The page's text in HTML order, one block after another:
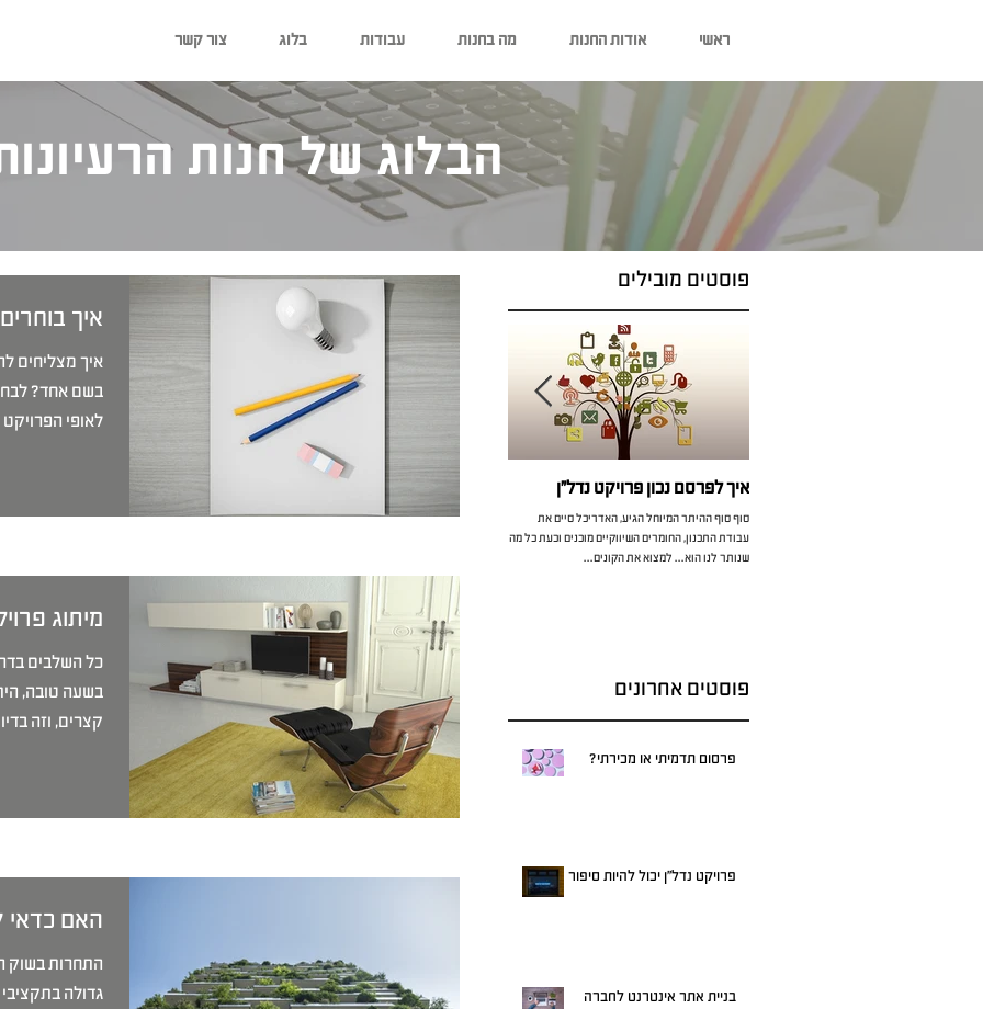
ראשי אודות החנות מה בחנות עבודות בלוג צור קשר
הבלוג של חנות
איך
איך מצליחים
בשם אחד?
לאופי הפרויקט
מיתוג פרויקטים
כל השלבים
בשעה טובה,
קצרים, וזה
האם כדאי
גדולה
פוסטים מובילים
איך לפרסם נכון פרויקט נדל"ן
סוף סוף ההיתר המיוחל הגיע, האדריכל סיים את
עבודת התכנון, החומרים השיווקיים מוכנים וכעת כל מה
שנותר לנו הוא... למצוא את הקונים...
כל מי שגר או מבקר באזור המרכז בכלל ובתל אביב
שיווק ומיתוג נדל"ן בעולם הדיגיטלי
המילניום, השתלטות הסמארטפונים על הדרך שבה
הם...
פוסטים אחרונים
פרסום תדמיתי או מכירתי?
פרויקט נדל"ן יכול להיות סיפור
בניית אתר אינטרנט לחברה